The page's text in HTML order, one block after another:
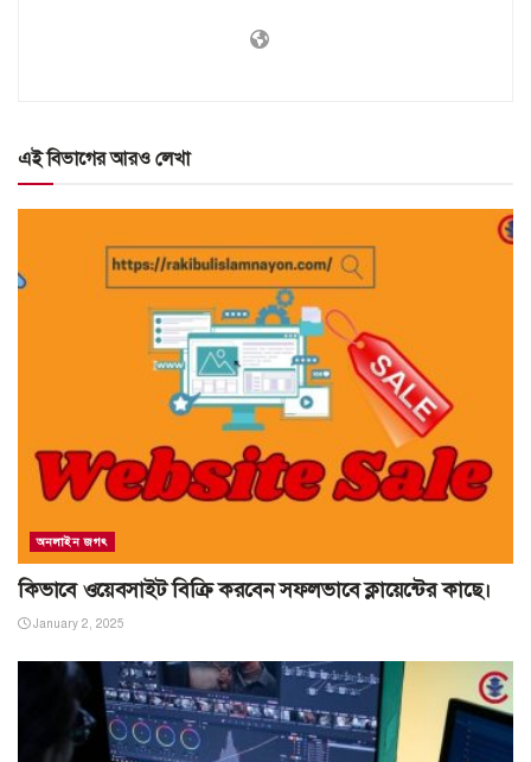
এই বিভাগের আরও লেখা
অনলাইন জগৎ
কিভাবে ওয়েবসাইট বিক্রি করবেন সফলভাবে ক্লায়েন্টের কাছে।
January 2, 2025